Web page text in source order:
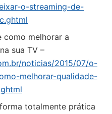
o-streaming-de-
como melhorar a
sua TV –
noticias/2015/07/o-
melhorar-qualidade-
totalmente prática